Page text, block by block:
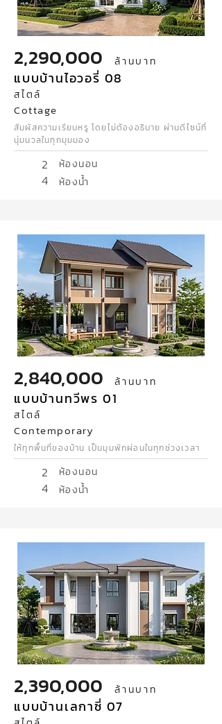
2,290,000 ล้านบาท
แบบบ้านไอวอรี่ 08
สไตล์
Cottage
สัมผัสความเรียบหรู โดยไม่ต้องอธิบาย ผ่านดีไซน์ที่
นุ่มนวลในทุกมุมมอง
2 ห้องนอน
4 ห้องน้ำ
2,840,000 ล้านบาท
แบบบ้านทวีพร 01
สไตล์
Contemporary
ให้ทุกพื้นที่ของบ้าน เป็นมุมพักผ่อนในทุกช่วงเวลา
2 ห้องนอน
4 ห้องน้ำ
2,390,000 ล้านบาท
แบบบ้านเลกาซี่ 07